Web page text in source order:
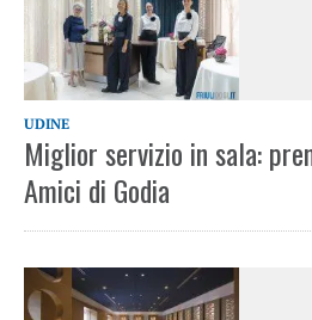
UDINE
Miglior servizio in sala:
Amici di Godia